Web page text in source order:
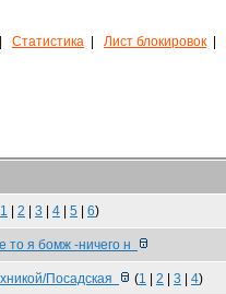
Статистика Лист блокировок
1 2 3 4 5 6)
то я бомж -ничего н
Посадская (1 2 3 4)